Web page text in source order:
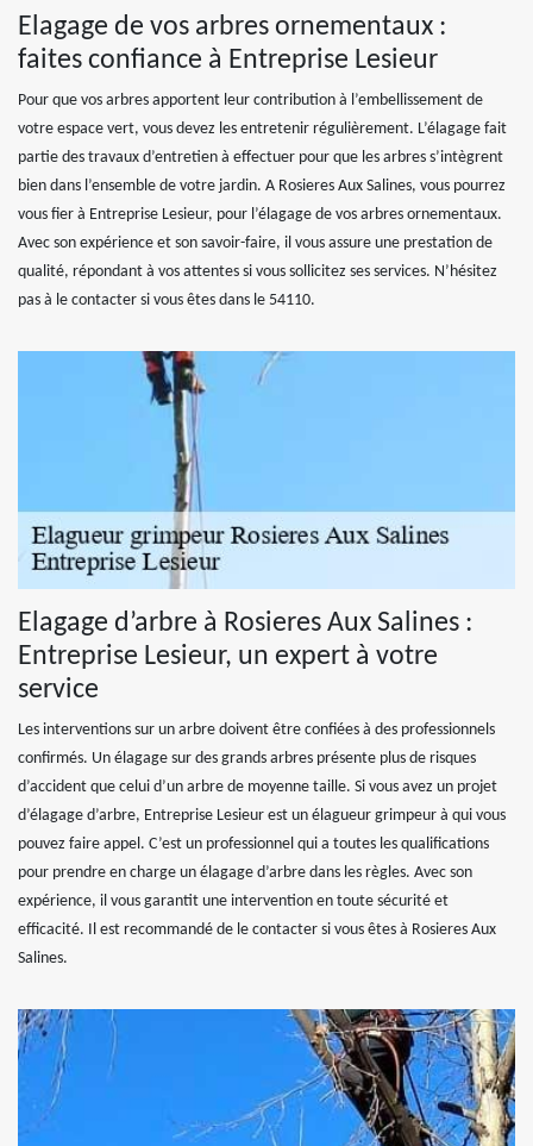
Elagage de vos arbres ornementaux :
faites confiance à Entreprise Lesieur
Pour que vos arbres apportent leur contribution à l’embellissement de
votre espace vert, vous devez les entretenir régulièrement. L’élagage fait
partie des travaux d’entretien à effectuer pour que les arbres s’intègrent
bien dans l’ensemble de votre jardin. A Rosieres Aux Salines, vous pourrez
vous fier à Entreprise Lesieur, pour l’élagage de vos arbres ornementaux.
Avec son expérience et son savoir-faire, il vous assure une prestation de
qualité, répondant à vos attentes si vous sollicitez ses services. N’hésitez
pas à le contacter si vous êtes dans le 54110.
Elagage d’arbre à Rosieres Aux Salines :
Entreprise Lesieur, un expert à votre
service
Les interventions sur un arbre doivent être confiées à des professionnels
confirmés. Un élagage sur des grands arbres présente plus de risques
d’accident que celui d’un arbre de moyenne taille. Si vous avez un projet
d’élagage d’arbre, Entreprise Lesieur est un élagueur grimpeur à qui vous
pouvez faire appel. C’est un professionnel qui a toutes les qualifications
pour prendre en charge un élagage d’arbre dans les règles. Avec son
expérience, il vous garantit une intervention en toute sécurité et
efficacité. Il est recommandé de le contacter si vous êtes à Rosieres Aux
Salines.